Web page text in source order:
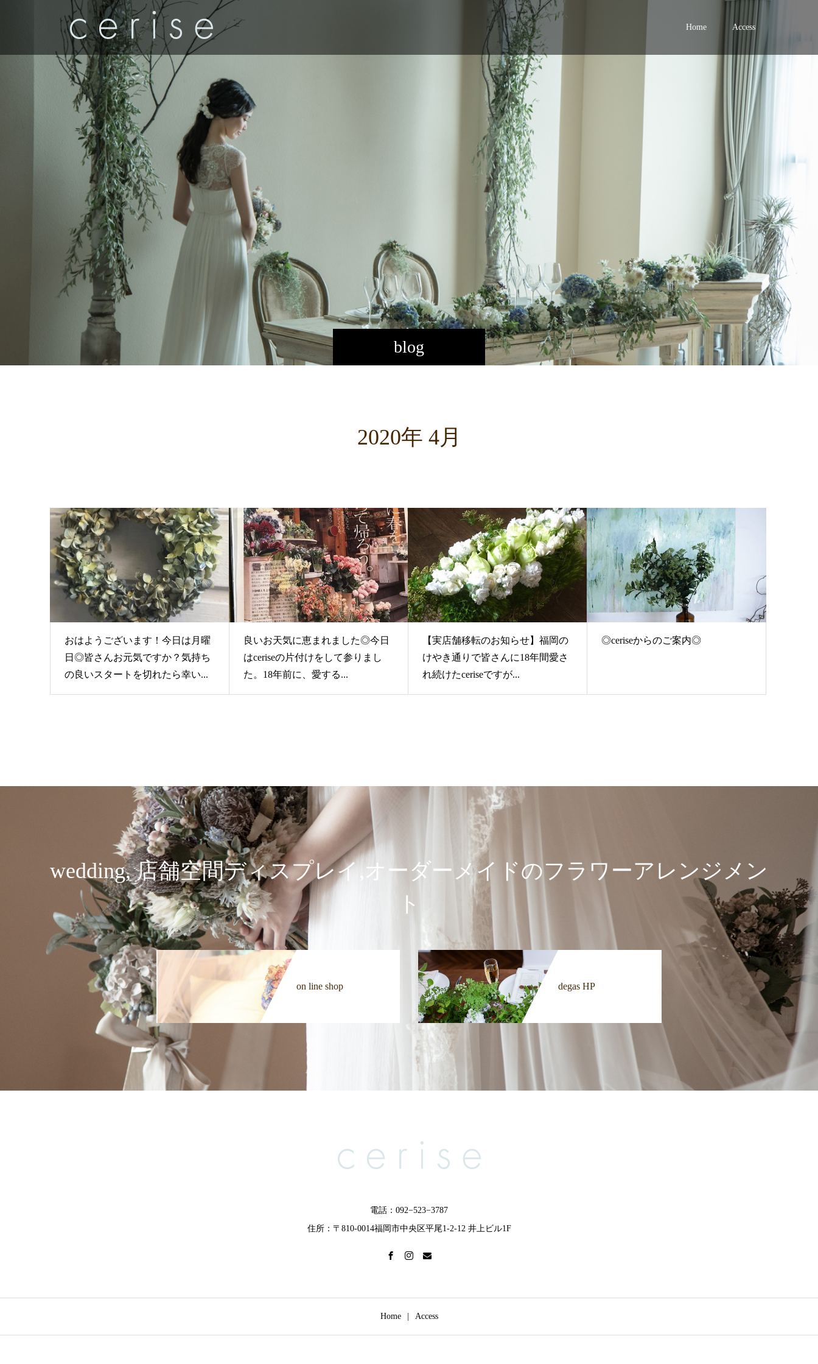
Home Access
blog
2020年 4月
おはようございます！今日は月曜
日◎皆さんお元気ですか？気持ち
の良いスタートを切れたら幸い...
良いお天気に恵まれました◎今日
はceriseの片付けをして参りまし
た。18年前に、愛する...
【実店舗移転のお知らせ】福岡の
けやき通りで皆さんに18年間愛さ
れ続けたceriseですが...
◎ceriseからのご案内◎
wedding, 店舗空間ディスプレイ,オーダーメイドのフラワーアレンジメン
ト
on line shop degas HP
電話：092−523−3787
住所：〒810-0014福岡市中央区平尾1-2-12 井上ビル1F
Home Access